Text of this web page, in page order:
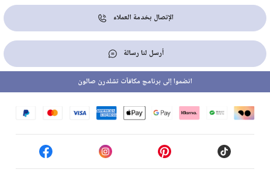
الإتصال بخدمة العملاء
أرسل لنا رسالة
انضموا إلى برنامج مكافآت تشلدرن صالون